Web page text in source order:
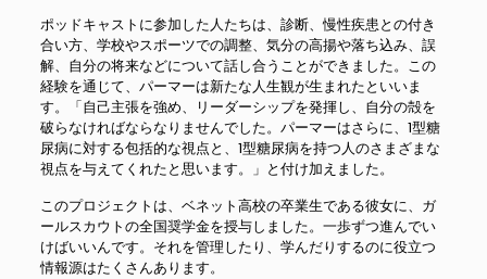
ポッドキャストに参加した人たちは、診断、慢性疾患との付き
合い方、学校やスポーツでの調整、気分の高揚や落ち込み、誤
解、自分の将来などについて話し合うことができました。この
経験を通じて、パーマーは新たな人生観が生まれたといいま
す。「自己主張を強め、リーダーシップを発揮し、自分の殻を
破らなければならなりませんでした。パーマーはさらに、1型糖
尿病に対する包括的な視点と、1型糖尿病を持つ人のさまざまな
視点を与えてくれたと思います。」と付け加えました。
このプロジェクトは、ベネット高校の卒業生である彼女に、ガ
ールスカウトの全国奨学金を授与しました。一歩ずつ進んでい
けばいいんです。それを管理したり、学んだりするのに役立つ
情報源はたくさんあります。